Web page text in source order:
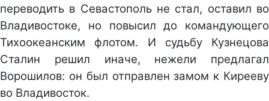
переводить в Севастополь не стал, оставил во
Владивостоке, но повысил до командующего
Тихоокеанским флотом. И судьбу Кузнецова
Сталин решил иначе, нежели предлагал
Ворошилов: он был отправлен замом к Кирееву
во Владивосток.